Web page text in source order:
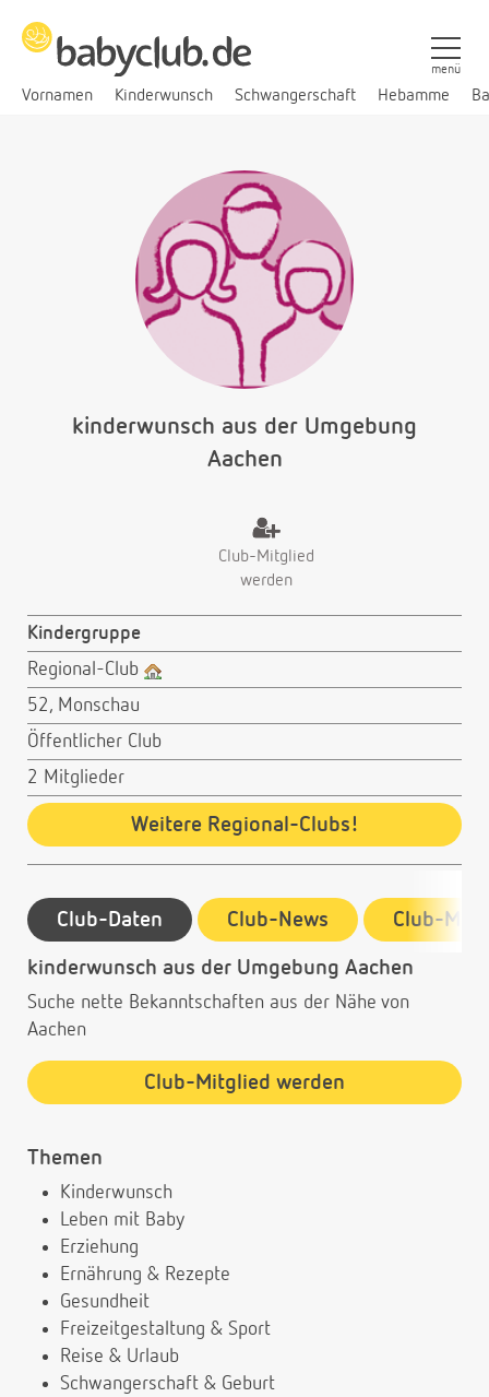
Vornamen Kinderwunsch Schwangerschaft Hebamme
menü
kinderwunsch aus der Umgebung
Aachen
Club-Mitglied
werden
Kindergruppe
Regional-Club
52, Monschau
Öffentlicher Club
2 Mitglieder
Weitere Regional-Clubs!
Club-Daten Club-News Club-
kinderwunsch aus der Umgebung Aachen
Suche nette Bekanntschaften aus der Nähe von
Aachen
Club-Mitglied werden
Themen
Kinderwunsch
Leben mit Baby
Erziehung
Ernährung & Rezepte
Gesundheit
Freizeitgestaltung & Sport
Reise & Urlaub
Schwangerschaft & Geburt